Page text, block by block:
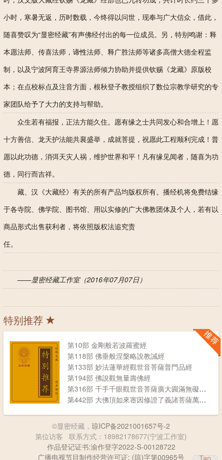
小时，寒暑无返，历时数载，今终得以问世，现奉与广大信众，借此，
随喜赞叹为“显密经藏”有声佛经付出的每一位成员。另，特别鸣谢：释
本愿法师、传喜法师， 谛性法师、释广胜法师等诸多高僧大德全程监
制，以及宁波阿育王寺界源法师倾力协助并提供钦赐《龙藏》原版校
本；在点校标点及注音方面，根秋登子教授组织了数位宗教学研究的专
家团队给予了大力的支持与帮助。
众生若有福报，正法方能久住。愿有缘之士共同发心和合增上！愿
十方善信、龙天护法能共襄盛举，成就菩提，祝愿此工程顺利完成！普
愿以此功德，消弭天灾人祸，维护世界和平！凡有缘见闻者，随喜为功
德，同行而吉祥。
藏、汉《大藏经》有关的所有产品均版权所有。播经机将免费结缘
于各寺院、佛学院、图书馆、用以实修的广大佛教团体及个人，若有以
商品形式出售获利者，将依照版权法追究责
任。
——显密经藏工作室（2016年07月07日）
特别推荐
第10部 金剛般若波羅蜜經
第118部 佛垂般涅槃略說教誡經
第133部 妙法蓮華經觀世音菩薩普門品經
第194部 佛說觀無量壽佛經
第316部 千手千眼觀世音菩薩廣大圎滿無礙大悲心陀羅尼經
第442部 大佛頂如來宻因修證了義諸菩薩萬行首楞嚴經
©显密经藏， 琼ICP备2021001657号-2
第位访客
联系方式：18982178677(宁波工作室)
作品登记证书:渝作登字2022-S-00128722
广播电视节目制作经营许可证: (琼)字第00965号
Top